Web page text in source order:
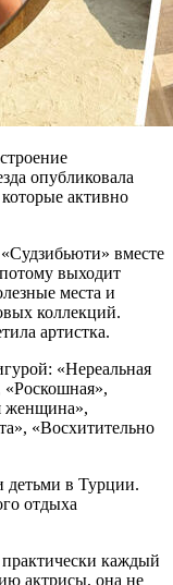
опубликовала
активно
вместе
выходит
места и
коллекций.
артистка.
«Нереальная
«Роскошная»,
женщина»,
«Восхитительно
детьми в Турции.
отдыха
практически каждый
актрисы, она не